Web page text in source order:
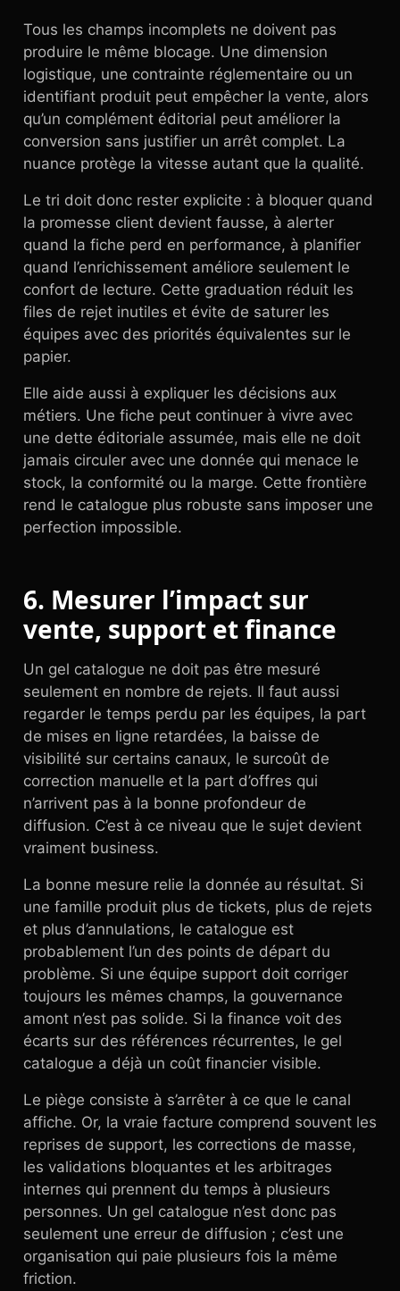
Tous les champs incomplets ne doivent pas
produire le même blocage. Une dimension
logistique, une contrainte réglementaire ou un
identifiant produit peut empêcher la vente, alors
qu’un complément éditorial peut améliorer la
conversion sans justifier un arrêt complet. La
nuance protège la vitesse autant que la qualité.
Le tri doit donc rester explicite : à bloquer quand
la promesse client devient fausse, à alerter
quand la fiche perd en performance, à planifier
quand l’enrichissement améliore seulement le
confort de lecture. Cette graduation réduit les
files de rejet inutiles et évite de saturer les
équipes avec des priorités équivalentes sur le
papier.
Elle aide aussi à expliquer les décisions aux
métiers. Une fiche peut continuer à vivre avec
une dette éditoriale assumée, mais elle ne doit
jamais circuler avec une donnée qui menace le
stock, la conformité ou la marge. Cette frontière
rend le catalogue plus robuste sans imposer une
perfection impossible.
6. Mesurer l’impact sur
vente, support et finance
Un gel catalogue ne doit pas être mesuré
seulement en nombre de rejets. Il faut aussi
regarder le temps perdu par les équipes, la part
de mises en ligne retardées, la baisse de
visibilité sur certains canaux, le surcoût de
correction manuelle et la part d’offres qui
n’arrivent pas à la bonne profondeur de
diffusion. C’est à ce niveau que le sujet devient
vraiment business.
La bonne mesure relie la donnée au résultat. Si
une famille produit plus de tickets, plus de rejets
et plus d’annulations, le catalogue est
probablement l’un des points de départ du
problème. Si une équipe support doit corriger
toujours les mêmes champs, la gouvernance
amont n’est pas solide. Si la finance voit des
écarts sur des références récurrentes, le gel
catalogue a déjà un coût financier visible.
Le piège consiste à s’arrêter à ce que le canal
affiche. Or, la vraie facture comprend souvent les
reprises de support, les corrections de masse,
les validations bloquantes et les arbitrages
internes qui prennent du temps à plusieurs
personnes. Un gel catalogue n’est donc pas
seulement une erreur de diffusion ; c’est une
organisation qui paie plusieurs fois la même
friction.